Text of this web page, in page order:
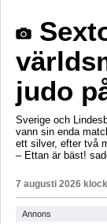
judo
Sverige och
vann sin enda
ett silver, efter två
– Ettan är bäst!
7 augusti 2026
Annons